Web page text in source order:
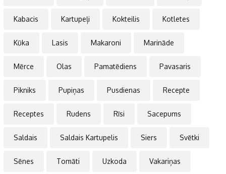
Kabacis Kartupeļi Kokteilis Kotletes
Kūka Lasis Makaroni Marināde
Mērce Olas Pamatēdiens Pavasaris
Pikniks Pupiņas Pusdienas Recepte
Receptes Rudens Rīsi Sacepums
Saldais Saldais Kartupelis Siers Svētki
Sēnes Tomāti Uzkoda Vakariņas